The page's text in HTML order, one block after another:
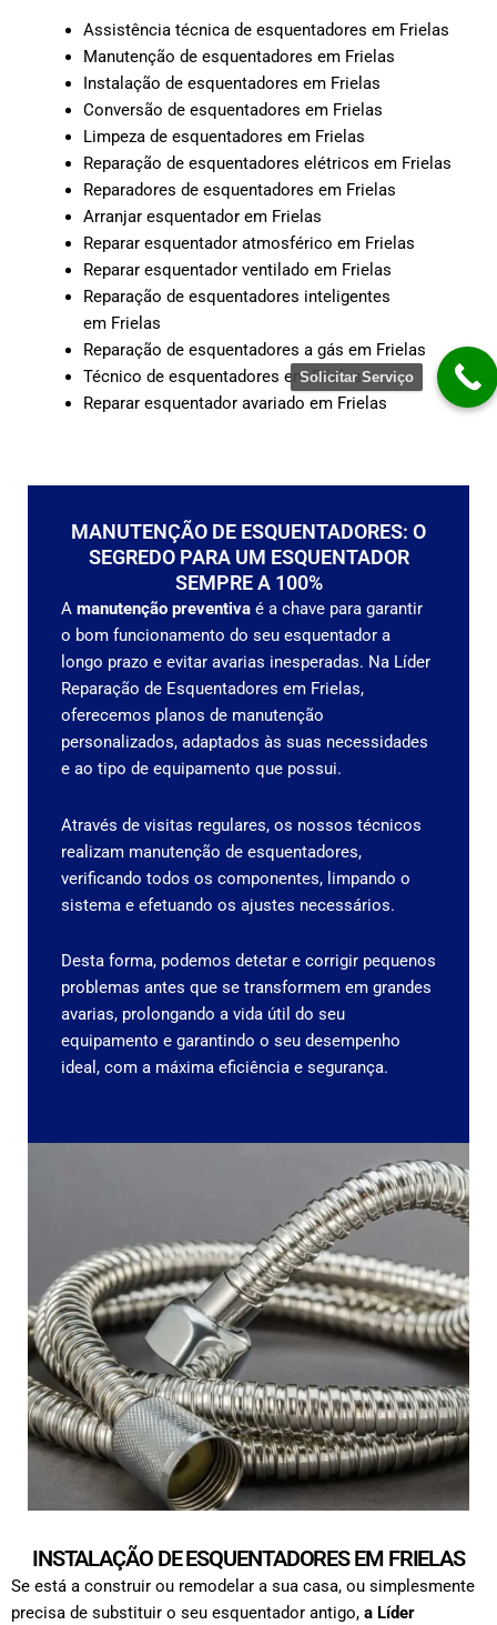
Assistência técnica de esquentadores em Frielas
Manutenção de esquentadores em Frielas
Instalação de esquentadores em Frielas
Conversão de esquentadores em Frielas
Limpeza de esquentadores em Frielas
Reparação de esquentadores elétricos em Frielas
Reparadores de esquentadores em Frielas
Arranjar esquentador em Frielas
Reparar esquentador atmosférico em Frielas
Reparar esquentador ventilado em Frielas
Reparação de esquentadores inteligentes
em Frielas
Reparação de esquentadores a gás em Frielas
Técnico de esquentadores em Frielas
Reparar esquentador avariado em Frielas
MANUTENÇÃO DE ESQUENTADORES: O
SEGREDO PARA UM ESQUENTADOR
SEMPRE A 100%
A manutenção preventiva é a chave para garantir
o bom funcionamento do seu esquentador a
longo prazo e evitar avarias inesperadas. Na Líder
Reparação de Esquentadores em Frielas,
oferecemos planos de manutenção
personalizados, adaptados às suas necessidades
e ao tipo de equipamento que possui.
Através de visitas regulares, os nossos técnicos
realizam manutenção de esquentadores,
verificando todos os componentes, limpando o
sistema e efetuando os ajustes necessários.
Desta forma, podemos detetar e corrigir pequenos
problemas antes que se transformem em grandes
avarias, prolongando a vida útil do seu
equipamento e garantindo o seu desempenho
ideal, com a máxima eficiência e segurança.
INSTALAÇÃO DE ESQUENTADORES EM FRIELAS
Se está a construir ou remodelar a sua casa, ou simplesmente
precisa de substituir o seu esquentador antigo, a Líder
Solicitar Serviço